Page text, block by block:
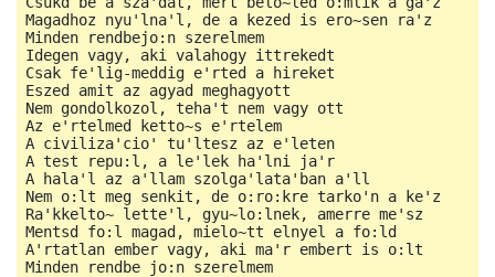
Magadhoz nyu'lna'l, de a kezed is ero~sen ra'z
Minden rendbejo:n szerelmem
Idegen vagy, aki valahogy ittrekedt
Csak fe'lig-meddig e'rted a hireket
Eszed amit az agyad meghagyott
Nem gondolkozol, teha't nem vagy ott
Az e'rtelmed ketto~s e'rtelem
A civiliza'cio' tu'ltesz az e'leten
A test repu:l, a le'lek ha'lni ja'r
A hala'l az a'llam szolga'lata'ban a'll
Nem o:lt meg senkit, de o:ro:kre tarko'n a ke'z
Ra'kkelto~ lette'l, gyu~lo:lnek, amerre me'sz
Mentsd fo:l magad, mielo~tt elnyel a fo:ld
A'rtatlan ember vagy, aki ma'r embert is o:lt
Minden rendbe jo:n szerelmem